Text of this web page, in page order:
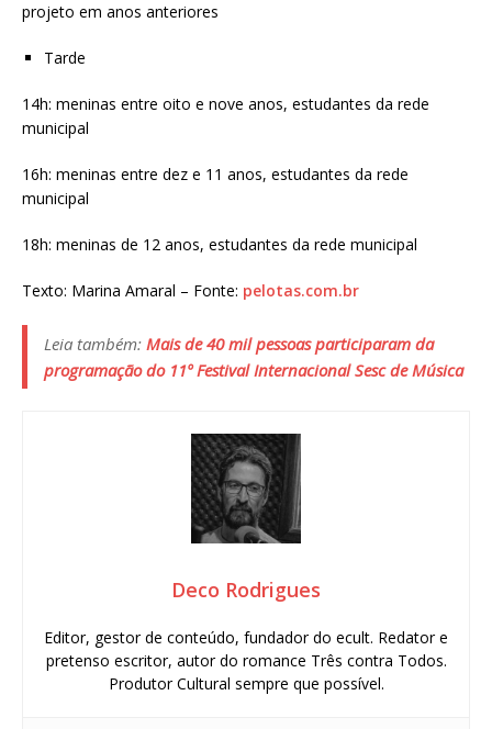
projeto em anos anteriores
Tarde
14h: meninas entre oito e nove anos, estudantes da rede
municipal
16h: meninas entre dez e 11 anos, estudantes da rede
municipal
18h: meninas de 12 anos, estudantes da rede municipal
Texto: Marina Amaral – Fonte: pelotas.com.br
Leia também: Mais de 40 mil pessoas participaram da
programação do 11º Festival Internacional Sesc de Música
Deco Rodrigues
Editor, gestor de conteúdo, fundador do ecult. Redator e
pretenso escritor, autor do romance Três contra Todos.
Produtor Cultural sempre que possível.